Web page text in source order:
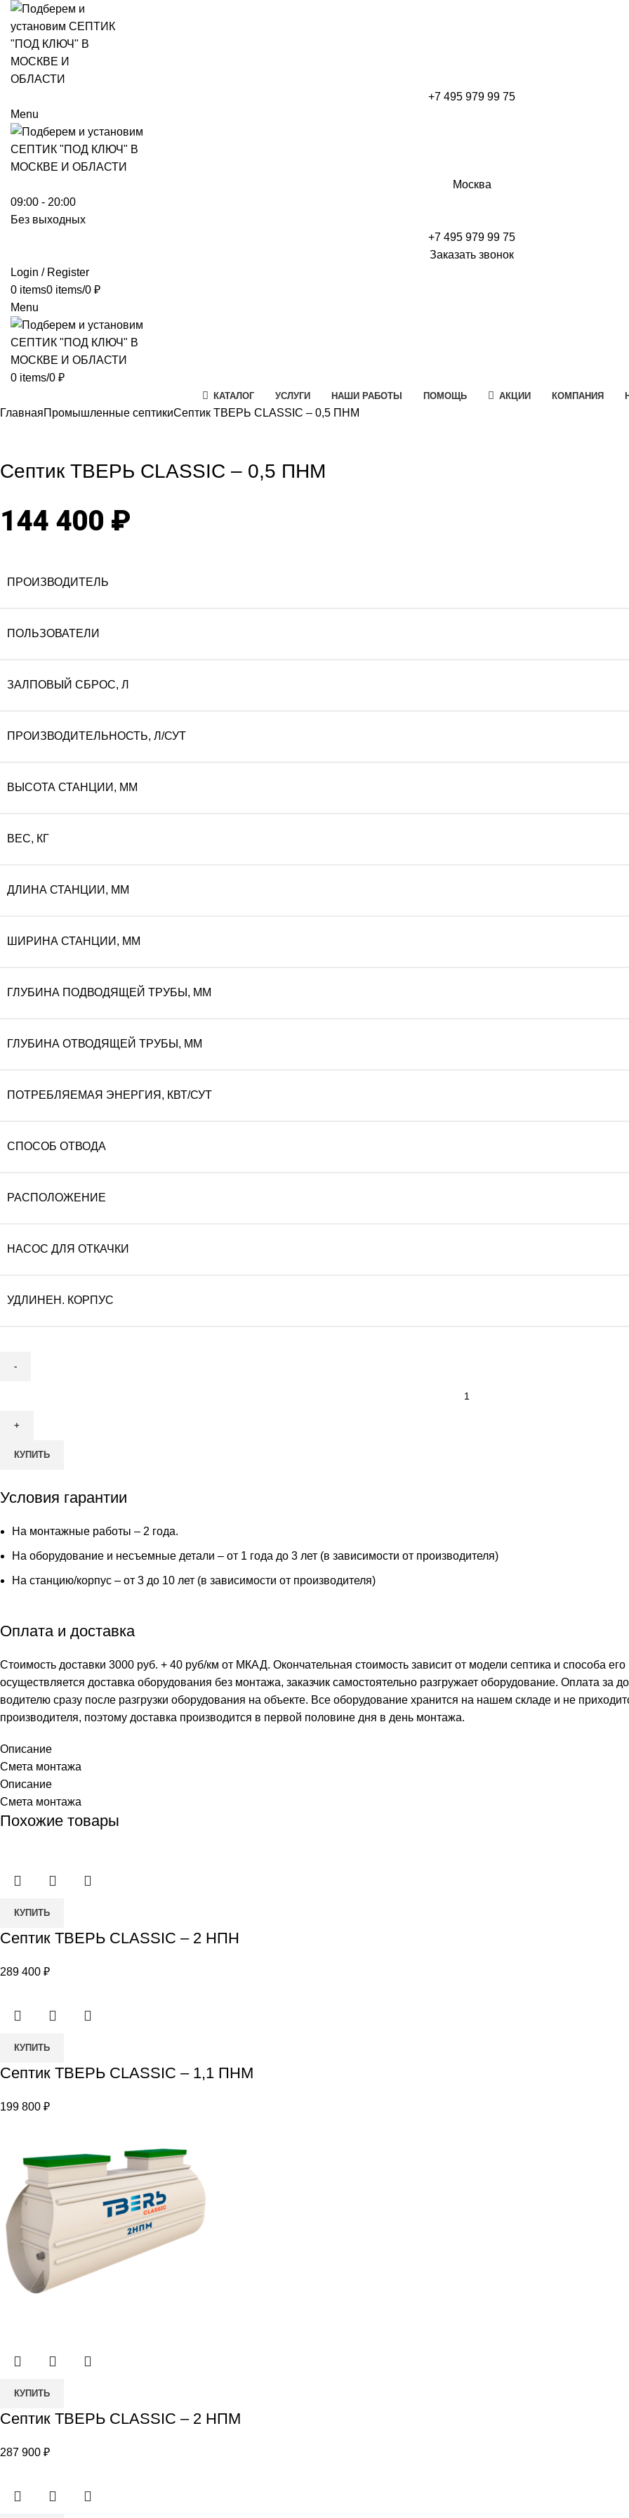
+7 495 979 99 75
Menu
Москва
09:00 - 20:00
Без выходных
+7 495 979 99 75
Заказать звонок
Login / Register
0 items0 items/0 ₽
Menu
0 items/0 ₽
КАТАЛОГ УСЛУГИ НАШИ РАБОТЫ ПОМОЩЬ АКЦИИ КОМПАНИЯ
ГлавнаяПромышленные септикиСептик ТВЕРЬ CLASSIC – 0,5 ПНМ
Септик ТВЕРЬ CLASSIC – 0,5 ПНМ
144 400 ₽
ПРОИЗВОДИТЕЛЬ
ПОЛЬЗОВАТЕЛИ
ЗАЛПОВЫЙ СБРОС, Л
ПРОИЗВОДИТЕЛЬНОСТЬ, Л/СУТ
ВЫСОТА СТАНЦИИ, ММ
ВЕС, КГ
ДЛИНА СТАНЦИИ, ММ
ШИРИНА СТАНЦИИ, ММ
ГЛУБИНА ПОДВОДЯЩЕЙ ТРУБЫ, ММ
ГЛУБИНА ОТВОДЯЩЕЙ ТРУБЫ, ММ
ПОТРЕБЛЯЕМАЯ ЭНЕРГИЯ, КВТ/СУТ
СПОСОБ ОТВОДА
РАСПОЛОЖЕНИЕ
НАСОС ДЛЯ ОТКАЧКИ
УДЛИНЕН. КОРПУС
Септик
CLASSIC
0,5
КУПИТЬ
Условия гарантии
На монтажные работы – 2 года.
На оборудование и несъемные детали – от 1 года до 3 лет (в зависимости от производителя)
На станцию/корпус – от 3 до 10 лет (в зависимости от производителя)
Оплата и доставка
Стоимость доставки 3000 руб. + 40 руб/км от МКАД. Окончательная стоимость зависит от модели септика и способа
осуществляется доставка оборудования без монтажа, заказчик самостоятельно разгружает оборудование. Оплата за
водителю сразу после разгрузки оборудования на объекте. Все оборудование хранится на нашем складе и не
производителя, поэтому доставка производится в первой половине дня в день монтажа.
Описание
Смета монтажа
Описание
Смета монтажа
Похожие товары
Количество
Септик
CLASSIC
КУПИТЬ
Септик ТВЕРЬ CLASSIC – 2 НПН
289 400 ₽
Количество
Септик
CLASSIC
ПНМ
КУПИТЬ
Септик ТВЕРЬ CLASSIC – 1,1 ПНМ
199 800 ₽
Количество
Септик
CLASSIC
КУПИТЬ
Септик ТВЕРЬ CLASSIC – 2 НПМ
287 900 ₽